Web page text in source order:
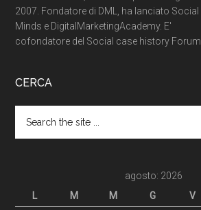
2007. Fondatore di DML, ha lanciato Social
Minds e DigitalMarketingAcademy. E'
cofondatore del Social case history Forum.
CERCA
agosto: 2026
L
M M G V